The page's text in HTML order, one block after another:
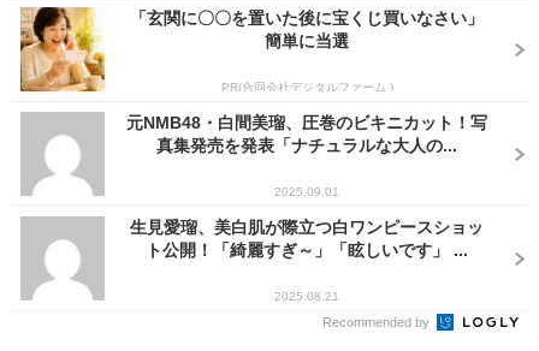
「玄関に〇〇を置いた後に宝くじ買いなさい」
簡単に当選
PR(合同会社デジタルファーム )
元NMB48・白間美瑠、圧巻のビキニカット！写
真集発売を発表「ナチュラルな大人の...
2025.09.01
生見愛瑠、美白肌が際立つ白ワンピースショッ
ト公開！「綺麗すぎ～」「眩しいです」 ...
2025.08.21
Recommended by